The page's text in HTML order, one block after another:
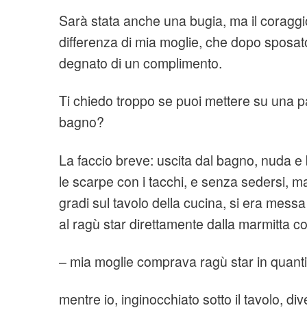
Sarà stata anche una bugia, ma il
differenza di mia moglie, che dopo
degnato di un complimento.
Ti chiedo troppo se puoi mettere su una
bagno?
La faccio breve: uscita dal bagno, nuda
le scarpe con i tacchi, e senza sedersi,
gradi sul tavolo della cucina, si era
al ragù star direttamente dalla marmitta
– mia moglie comprava ragù star in
mentre io, inginocchiato sotto il tavolo,